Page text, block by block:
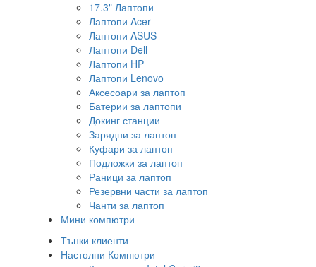
17.3" Лаптопи
Лаптопи Acer
Лаптопи ASUS
Лаптопи Dell
Лаптопи HP
Лаптопи Lenovo
Аксесоари за лаптоп
Батерии за лаптопи
Докинг станции
Зарядни за лаптоп
Куфари за лаптоп
Подложки за лаптоп
Раници за лаптоп
Резервни части за лаптоп
Чанти за лаптоп
Мини компютри
Тънки клиенти
Настолни Компютри